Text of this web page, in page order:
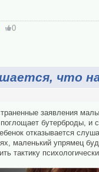
0
что
заявления
бутерброды,
отказывается
маленький упрямец
тактику